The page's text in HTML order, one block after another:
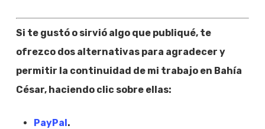
Si te gustó o sirvió algo que publiqué, te
ofrezco dos alternativas para agradecer y
permitir la continuidad de mi trabajo en Bahía
César, haciendo clic sobre ellas:
PayPal.